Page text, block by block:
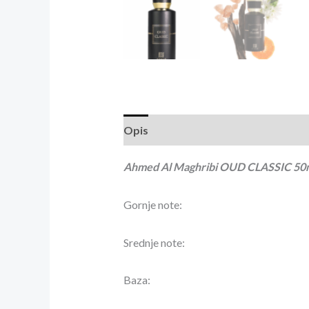
Opis
Ahmed Al Maghribi OUD CLASSIC
Gornje note:
Srednje note:
Baza: